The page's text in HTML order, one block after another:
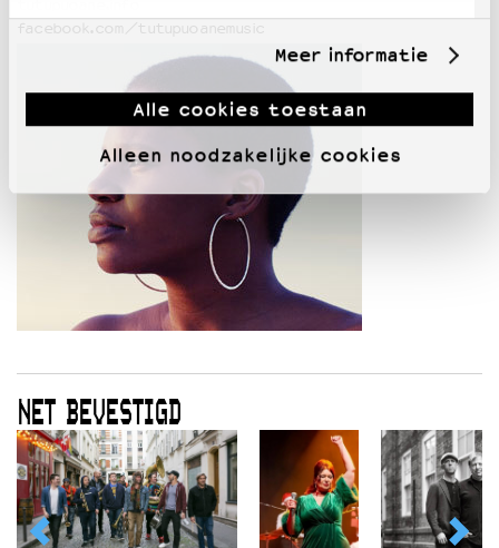
Meer informatie
Alle cookies toestaan
Alleen noodzakelijke cookies
facebook.com/tutupuoanemusic
NET BEVESTIGD